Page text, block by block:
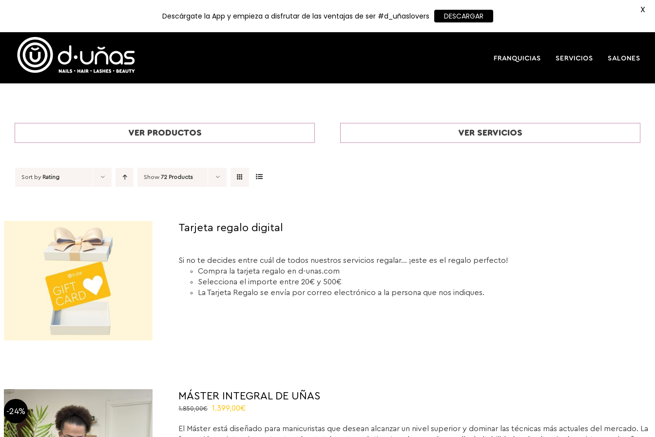
content
FRANQUICIAS SERVICIOS SALONES
VER PRODUCTOS VER SERVICIOS
Sort by Rating Show 72 Products
Tarjeta regalo digital
Si no te decides entre cuál de todos nuestros servicios regalar... ¡este es el regalo perfecto!
Compra la tarjeta regalo en d-unas.com
Selecciona el importe entre 20€ y 500€
La Tarjeta Regalo se envía por correo electrónico a la persona que nos indiques.
-24%
MÁSTER INTEGRAL DE UÑAS
1.850,00€
El
original
1.399,00€
actual
El Máster está diseñado para manicuristas que desean alcanzar un nivel superior y dominar las técnicas más actuales del mercado. La
Descárgate la App y empieza a disfrutar de las ventajas de ser #d_uñaslovers DESCARGAR
X